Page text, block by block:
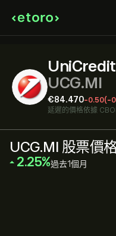
UCG.MI
‎€‎84.470-0.50(-
延遲的價格依據
UCG.MI 股票價
‎2.25‎ 過去1個月